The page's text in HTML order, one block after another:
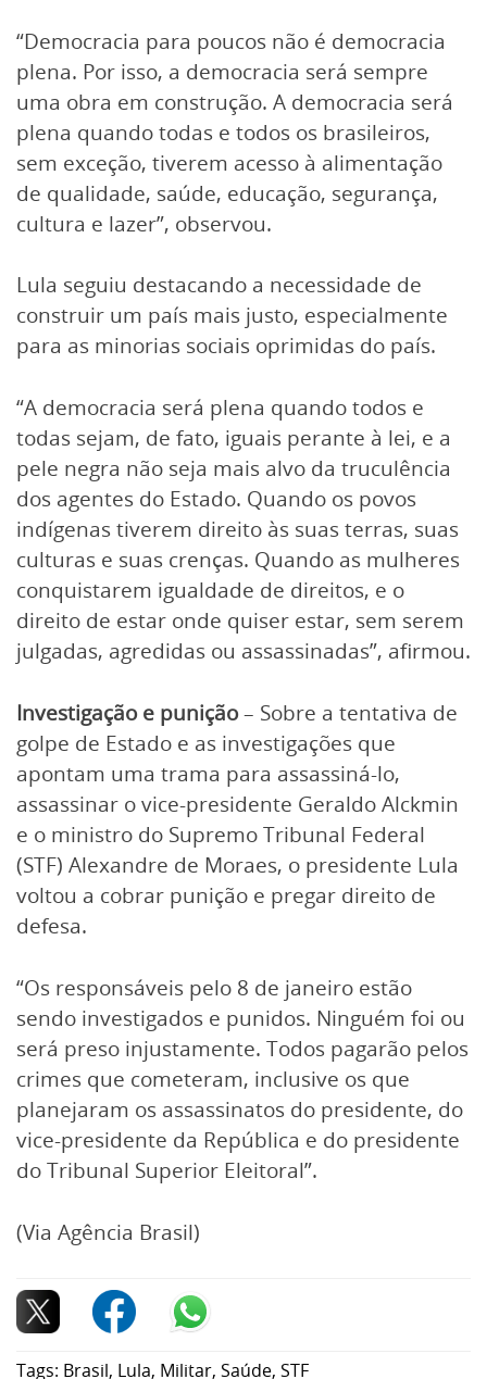
“Democracia para poucos não é democracia
plena. Por isso, a democracia será sempre
uma obra em construção. A democracia será
plena quando todas e todos os brasileiros,
sem exceção, tiverem acesso à alimentação
de qualidade, saúde, educação, segurança,
cultura e lazer”, observou.
Lula seguiu destacando a necessidade de
construir um país mais justo, especialmente
para as minorias sociais oprimidas do país.
“A democracia será plena quando todos e
todas sejam, de fato, iguais perante à lei, e a
pele negra não seja mais alvo da truculência
dos agentes do Estado. Quando os povos
indígenas tiverem direito às suas terras, suas
culturas e suas crenças. Quando as mulheres
conquistarem igualdade de direitos, e o
direito de estar onde quiser estar, sem serem
julgadas, agredidas ou assassinadas”, afirmou.
Investigação e punição– Sobre a tentativa de
golpe de Estado e as investigações que
apontam uma trama para assassiná-lo,
assassinar o vice-presidente Geraldo Alckmin
e o ministro do Supremo Tribunal Federal
(STF) Alexandre de Moraes, o presidente Lula
voltou a cobrar punição e pregar direito de
defesa.
“Os responsáveis pelo 8 de janeiro estão
sendo investigados e punidos. Ninguém foi ou
será preso injustamente. Todos pagarão pelos
crimes que cometeram, inclusive os que
planejaram os assassinatos do presidente, do
vice-presidente da República e do presidente
do Tribunal Superior Eleitoral”.
(Via Agência Brasil)
Tags: Brasil, Lula, Militar, Saúde, STF